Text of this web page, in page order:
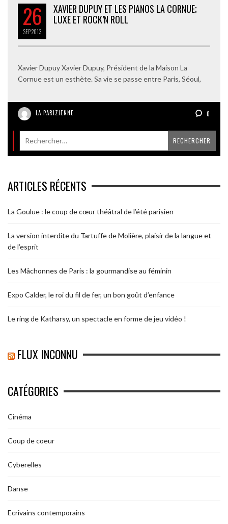
26
SEP2013
XAVIER DUPUY ET LES PIANOS LA CORNUE;
LUXE ET ROCK’N ROLL
Xavier Dupuy Xavier Dupuy, Président de la Maison La
Cornue est un esthète. Sa vie se passe entre Paris, Séoul,
LA PARIZIENNE 0
ARTICLES RÉCENTS
La Goulue : le coup de cœur théâtral de l’été parisien
La version interdite du Tartuffe de Molière, plaisir de la langue et
de l’esprit
Les Mâchonnes de Paris : la gourmandise au féminin
Expo Calder, le roi du fil de fer, un bon goût d’enfance
Le ring de Katharsy, un spectacle en forme de jeu vidéo !
FLUX INCONNU
CATÉGORIES
Cinéma
Coup de coeur
Cyberelles
Danse
Ecrivains contemporains